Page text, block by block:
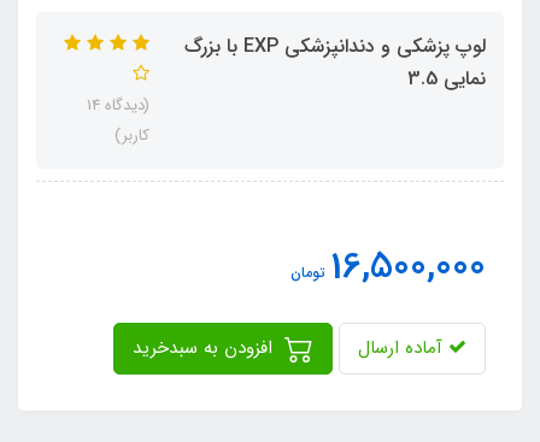
لوپ پزشکی و دندانپزشکی EXP با بزرگ
نمایی 3.5
(دیدگاه 14
کاربر)
16,500,000 تومان
آماده ارسال